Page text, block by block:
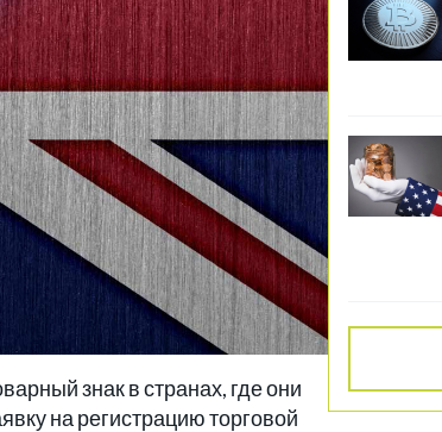
знак в странах, где они
на регистрацию торговой